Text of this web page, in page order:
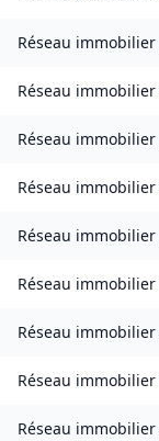
Réseau immobilier
Réseau immobilier
Réseau immobilier
Réseau immobilier
Réseau immobilier
Réseau immobilier
Réseau immobilier
Réseau immobilier
Réseau immobilier